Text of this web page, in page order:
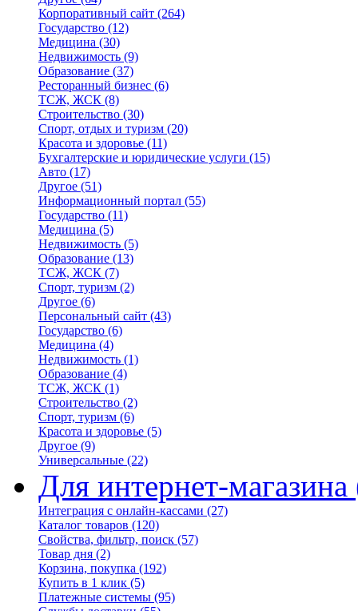
Корпоративный сайт (264)
Государство (12)
Медицина (30)
Недвижимость (9)
Образование (37)
Ресторанный бизнес (6)
ТСЖ, ЖСК (8)
Строительство (30)
Спорт, отдых и туризм (20)
Красота и здоровье (11)
Бухгалтерские и юридические услуги (15)
Авто (17)
Другое (51)
Информационный портал (55)
Государство (11)
Медицина (5)
Недвижимость (5)
Образование (13)
ТСЖ, ЖСК (7)
Спорт, туризм (2)
Другое (6)
Персональный сайт (43)
Государство (6)
Медицина (4)
Недвижимость (1)
Образование (4)
ТСЖ, ЖСК (1)
Строительство (2)
Спорт, туризм (6)
Красота и здоровье (5)
Другое (9)
Универсальные (22)
Для интернет-магазина
Интеграция с онлайн-кассами (27)
Каталог товаров (120)
Свойства, фильтр, поиск (57)
Товар дня (2)
Корзина, покупка (192)
Купить в 1 клик (5)
Платежные системы (95)